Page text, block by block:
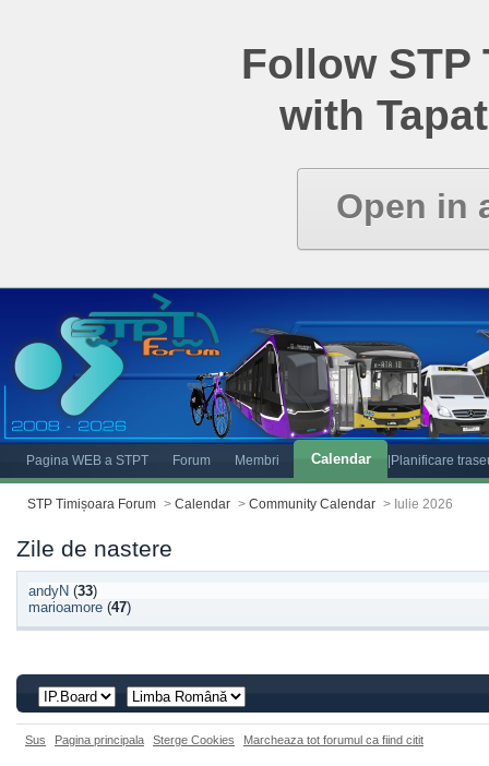
Follow STP
with
Open in
Pagina WEB a STPT Forum Membri Calendar |Planificare
STP Timișoara Forum > Calendar > Community Calendar > Iulie 2026
Zile de nastere
andyN (33)
marioamore (47)
Sus Pagina principala Sterge Cookies Marcheaza tot forumul ca fiind citit